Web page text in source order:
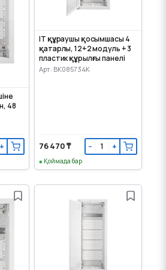
48
+
IT құраушы қосымшасы 4
қатарлы, 12+2 модуль + 3
пластик құрылғы панелі
Арт: BK085734K
76 470 ₸ − +
Қоймада бар